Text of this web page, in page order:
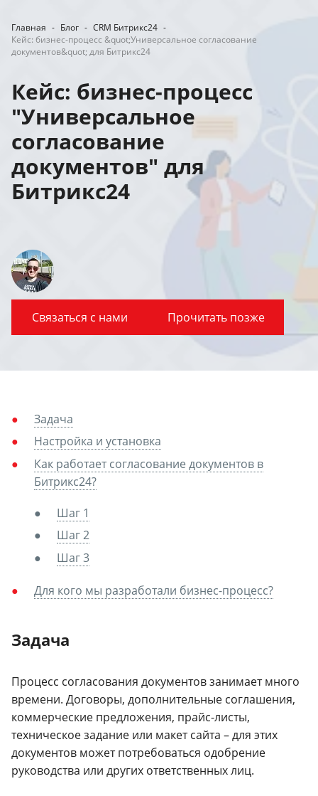
Главная - Блог - CRM Битрикс24 -
Кейс: бизнес-процесс &quot;Универсальное согласование
документов&quot; для Битрикс24
Кейс: бизнес-процесс
"Универсальное
согласование
документов" для
Битрикс24
Связаться с нами Прочитать позже
Задача
Настройка и установка
Как работает согласование документов в
Битрикс24?
Шаг 1
Шаг 2
Шаг 3
Для кого мы разработали бизнес-процесс?
Задача
Процесс согласования документов занимает много
времени. Договоры, дополнительные соглашения,
коммерческие предложения, прайс-листы,
техническое задание или макет сайта – для этих
документов может потребоваться одобрение
руководства или других ответственных лиц.